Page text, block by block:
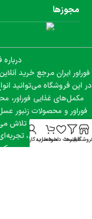
مجوزها
فوراور ایران مرجع خرید
در این فروشگاه می‌توانید
مکمل‌های غذایی فوراور،
فوراور و محصولات زنبور
کشورتهیه کنید. ما تلاش
مشاوره تخصصی، تجربه‌ای
سلامت، زیبایی و
فیلترها
لیست دلخواهسبد خرید
حساب کاربری من